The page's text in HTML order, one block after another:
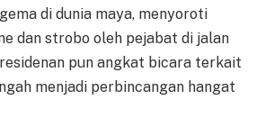
di dunia maya, menyoroti
dan strobo oleh pejabat di jalan
pun angkat bicara terkait
menjadi perbincangan hangat